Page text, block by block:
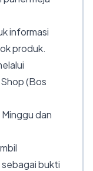
informasi
produk.
(Bos
dan
bukti